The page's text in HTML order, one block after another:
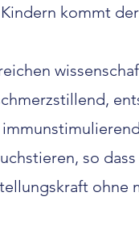
kommt
so
ohne